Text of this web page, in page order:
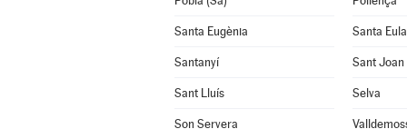
Santa Eugènia Santa
Santanyí Sant Joan
Sant Lluís Selva
Son Servera